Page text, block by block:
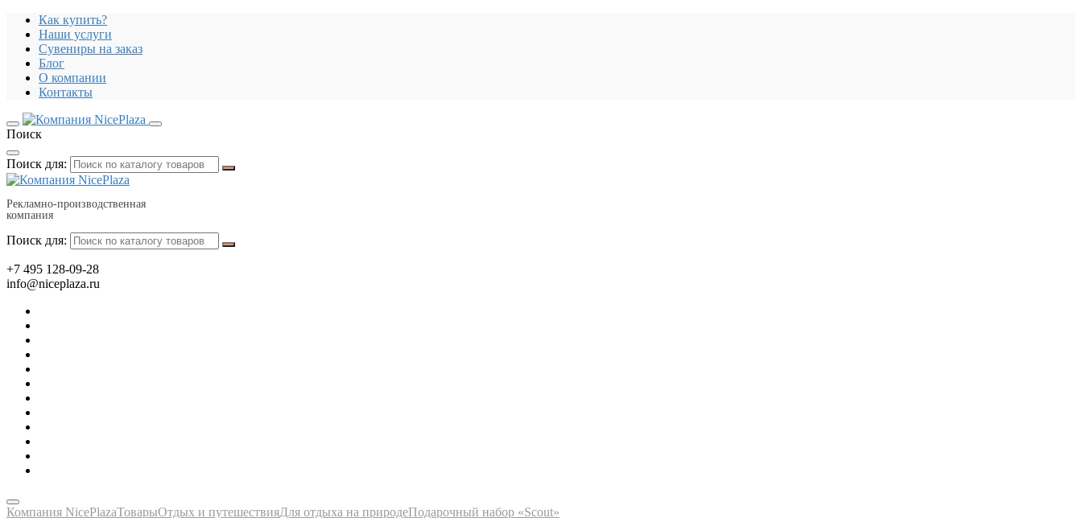
Как купить?
Наши услуги
Сувениры на заказ
Блог
О компании
Контакты
Поиск
Поиск для:
Рекламно-производственная
компания
Поиск для:
+7 495 128-09-28
info@niceplaza.ru
Компания NicePlazaТоварыОтдых и путешествияДля отдыха на природеПодарочный набор «Scout»